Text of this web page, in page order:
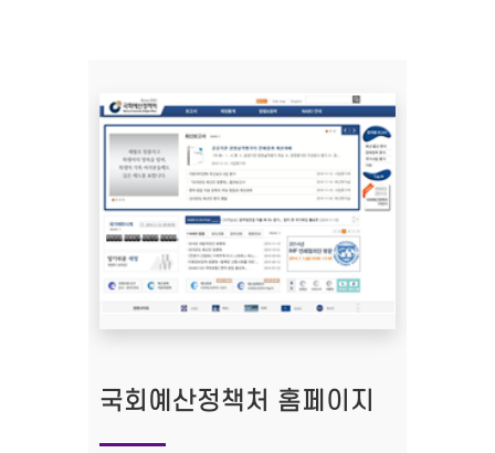
국회예산정책처 홈페이지